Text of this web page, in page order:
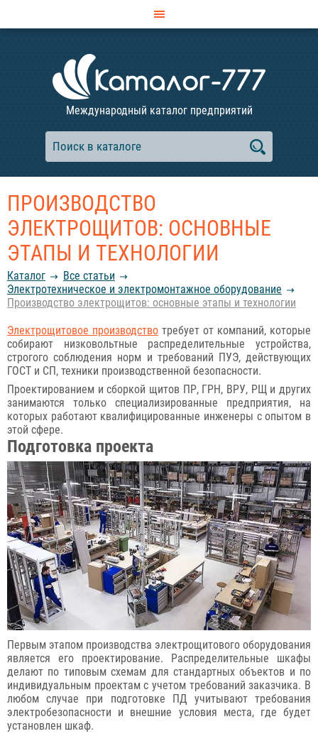
Международный каталог предприятий
ПРОИЗВОДСТВО
ЭЛЕКТРОЩИТОВ: ОСНОВНЫЕ
ЭТАПЫ И ТЕХНОЛОГИИ
Каталог
Все статьи
Электротехническое и электромонтажное оборудование
Производство электрощитов: основные этапы и технологии
Электрощитовое производство требует от компаний, которые
собирают низковольтные распределительные устройства,
строгого соблюдения норм и требований ПУЭ, действующих
ГОСТ и СП, техники производственной безопасности.
Проектированием и сборкой щитов ПР, ГРН, ВРУ, РЩ и других
занимаются только специализированные предприятия, на
которых работают квалифицированные инженеры с опытом в
этой сфере.
Подготовка проекта
Первым этапом производства электрощитового оборудования
является его проектирование. Распределительные шкафы
делают по типовым схемам для стандартных объектов и по
индивидуальным проектам с учетом требований заказчика. В
любом случае при подготовке ПД учитывают требования
электробезопасности и внешние условия места, где будет
установлен шкаф.